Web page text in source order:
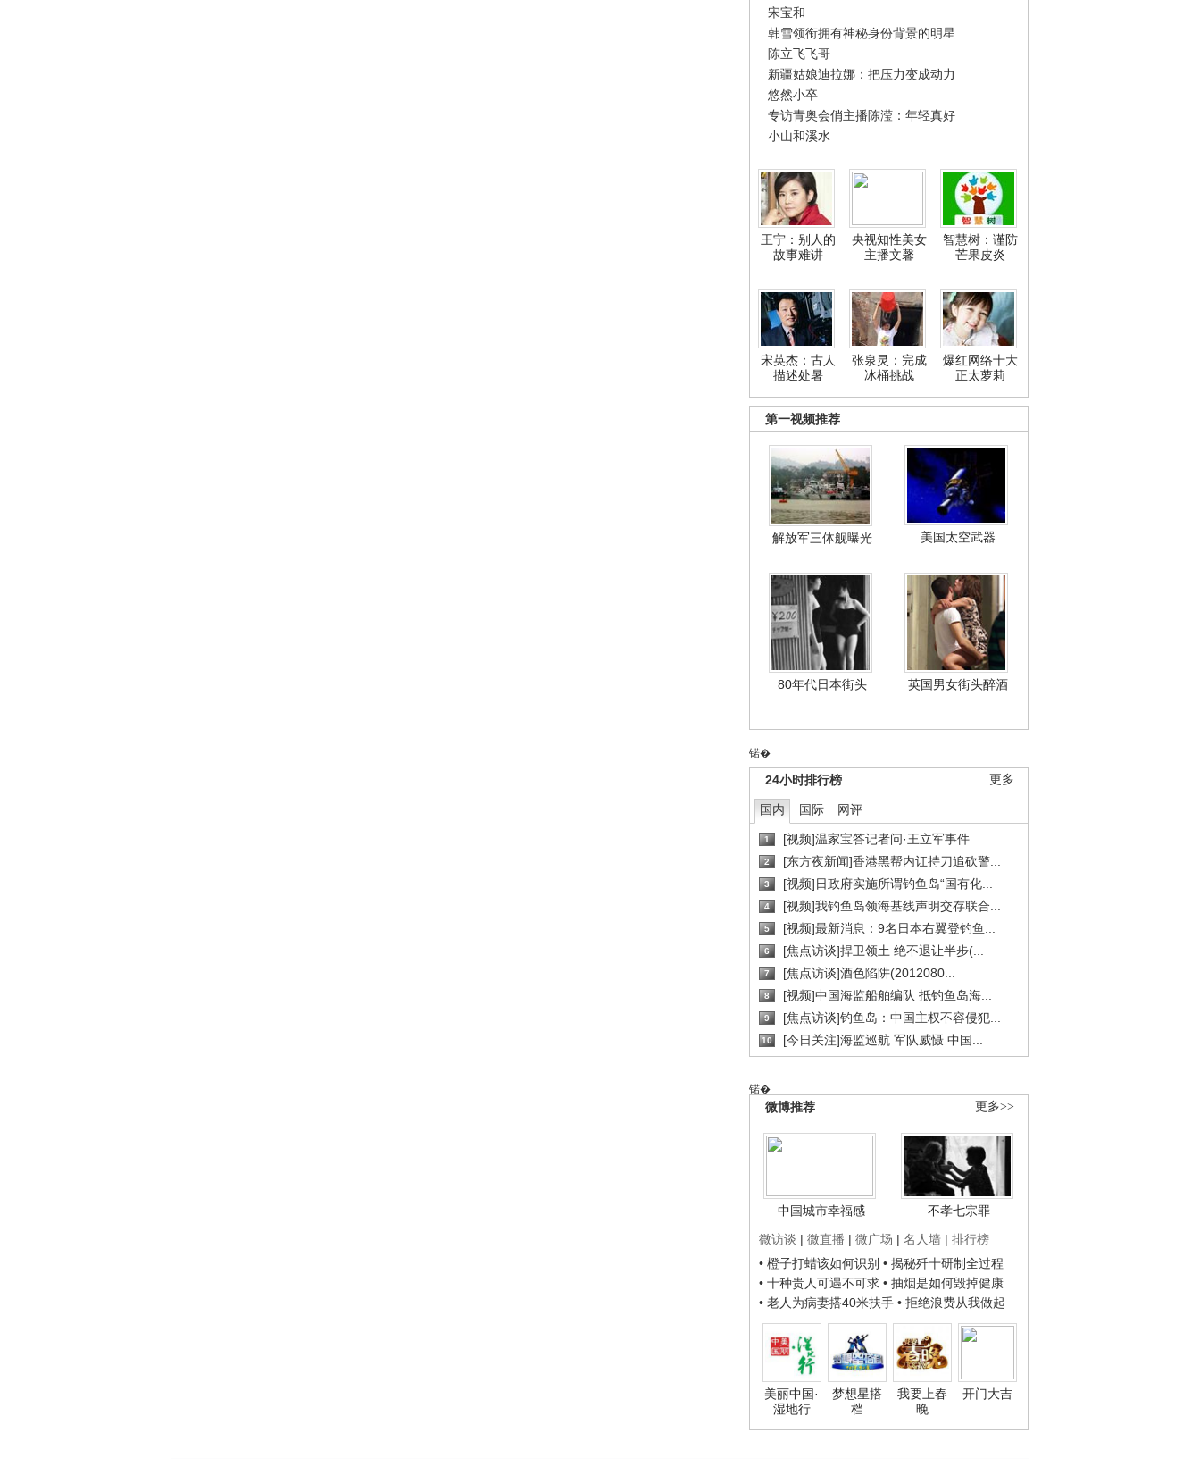
宋宝和
韩雪领衔拥有神秘身份背景的明星
陈立飞飞哥
新疆姑娘迪拉娜：把压力变成动力
悠然小卒
专访青奥会俏主播陈滢：年轻真好
小山和溪水
王宁：别人的
故事难讲
央视知性美女
主播文馨
智慧树：谨防
芒果皮炎
宋英杰：古人
描述处暑
张泉灵：完成
冰桶挑战
爆红网络十大
正太萝莉
第一视频推荐
解放军三体舰曝光 美国太空武器
80年代日本街头 英国男女街头醉酒
锘�
更多
24小时排行榜
国内 国际 网评
1 [视频]温家宝答记者问·王立军事件
2 [东方夜新闻]香港黑帮内讧持刀追砍警...
3 [视频]日政府实施所谓钓鱼岛“国有化...
4 [视频]我钓鱼岛领海基线声明交存联合...
5 [视频]最新消息：9名日本右翼登钓鱼...
6 [焦点访谈]捍卫领土 绝不退让半步(...
7 [焦点访谈]酒色陷阱(2012080...
8 [视频]中国海监船舶编队 抵钓鱼岛海...
9 [焦点访谈]钓鱼岛：中国主权不容侵犯...
10 [今日关注]海监巡航 军队威慑 中国...
锘�
更多>>
微博推荐
中国城市幸福感
不孝七宗罪
微访谈 | 微直播 | 微广场 | 名人墙 | 排行榜
• 橙子打蜡该如何识别 • 揭秘歼十研制全过程
• 十种贵人可遇不可求 • 抽烟是如何毁掉健康
• 老人为病妻搭40米扶手 • 拒绝浪费从我做起
美丽中国·
湿地行
梦想星搭
档
我要上春
晚
开门大吉